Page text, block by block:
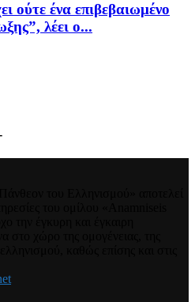
ούτε ένα επιβεβαιωμένο
λέει ο...